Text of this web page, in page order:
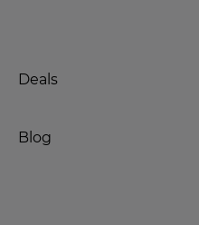
Deals
Blog